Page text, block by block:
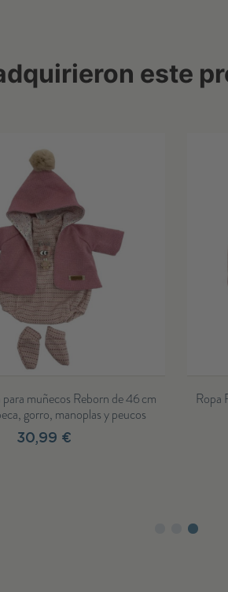
este
a mano con pelele rosa
(46 cm)
134,99 €
Ropa